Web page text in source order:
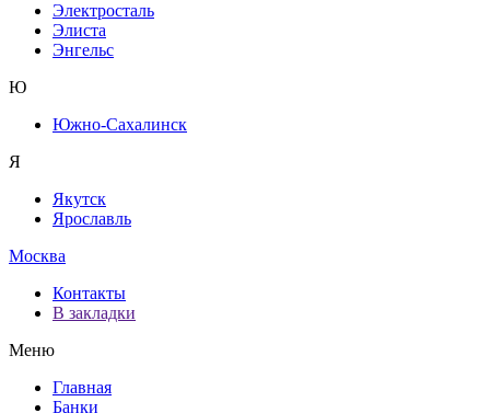
Электросталь
Элиста
Энгельс
Ю
Южно-Сахалинск
Я
Якутск
Ярославль
Москва
Контакты
В закладки
Меню
Главная
Банки